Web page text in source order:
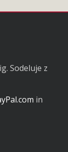
Sodeluje z
in